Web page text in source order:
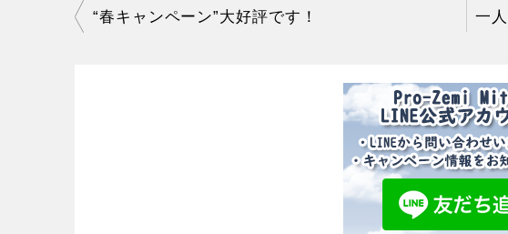
投“春キャンペーン”大好評です！